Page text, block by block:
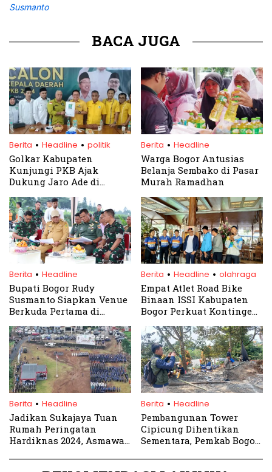
Susmanto
BACA JUGA
Berita . Headline . politik
Golkar Kabupaten
Kunjungi PKB Ajak
Dukung Jaro Ade di
Berita . Headline
Warga Bogor Antusias
Belanja Sembako di Pasar
Murah Ramadhan
Berita . Headline
Bupati Bogor Rudy
Susmanto Siapkan Venue
Berkuda Pertama di
dengan Kavaleri Militer
Berita . Headline . olahraga
Empat Atlet Road Bike
Binaan ISSI Kabupaten
Bogor Perkuat Kontingen
Berita . Headline
Jadikan Sukajaya Tuan
Rumah Peringatan
Hardiknas 2024, Asmawa
ditempatkan di mana saja
Berita . Headline
Pembangunan Tower
Cipicung Dihentikan
Sementara, Pemkab Bogor